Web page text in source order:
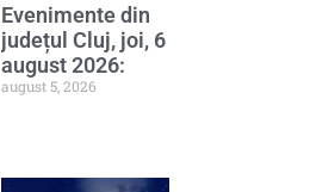
Evenimente din
județul Cluj, joi, 6
august 2026:
august 5, 2026